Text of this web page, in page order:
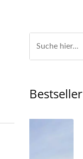
Bestseller